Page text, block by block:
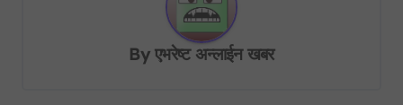
Byएभरेष्ट अन्लाईन खबर